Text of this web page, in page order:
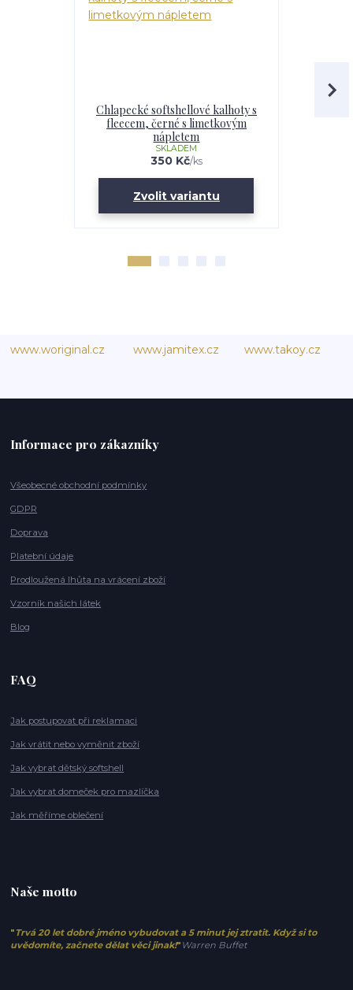
Chlapecké softshellové kalhoty s
fleecem, černé s limetkovým
nápletem
350 Kč/ks
SKLADEM
Zvolit variantu
www.woriginal.cz www.jamitex.cz www.takoy.cz
Informace pro zákazníky
Všeobecné obchodní podmínky
GDPR
Doprava
Platební údaje
Prodloužená lhůta na vrácení zboží
Vzorník našich látek
Blog
FAQ
Jak postupovat při reklamaci
Jak vrátit nebo vyměnit zboží
Jak vybrat dětský softshell
Jak vybrat domeček pro mazlíčka
Jak měříme oblečení
Naše motto
" Trvá 20 let dobré jméno vybudovat a 5 minut jej ztratit. Když si to
uvědomíte, začnete dělat věci jinak!" Warren Buffet